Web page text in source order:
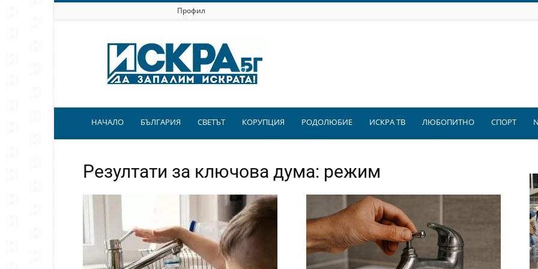
Профил
Искра.бг
НАЧАЛО БЪЛГАРИЯ СВЕТЪТ КОРУПЦИЯ РОДОЛЮБИЕ ИСКРА ТВ ЛЮБОПИТНО СПОРТ
Резултати за ключова дума: режим